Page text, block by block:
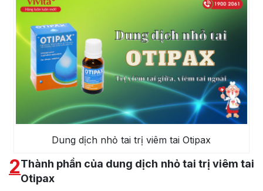
Dung dịch nhỏ tai trị viêm tai Otipax
2Thành phần của dung dịch nhỏ tai trị viêm tai
Otipax